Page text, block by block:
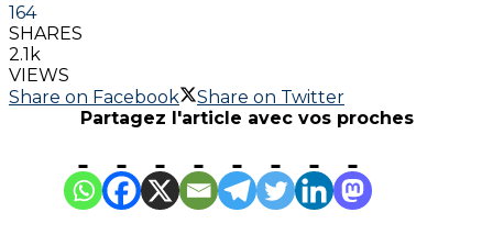
164
SHARES
2.1k
VIEWS
Share on Facebook
Share on Twitter
Partagez l'article avec vos proches